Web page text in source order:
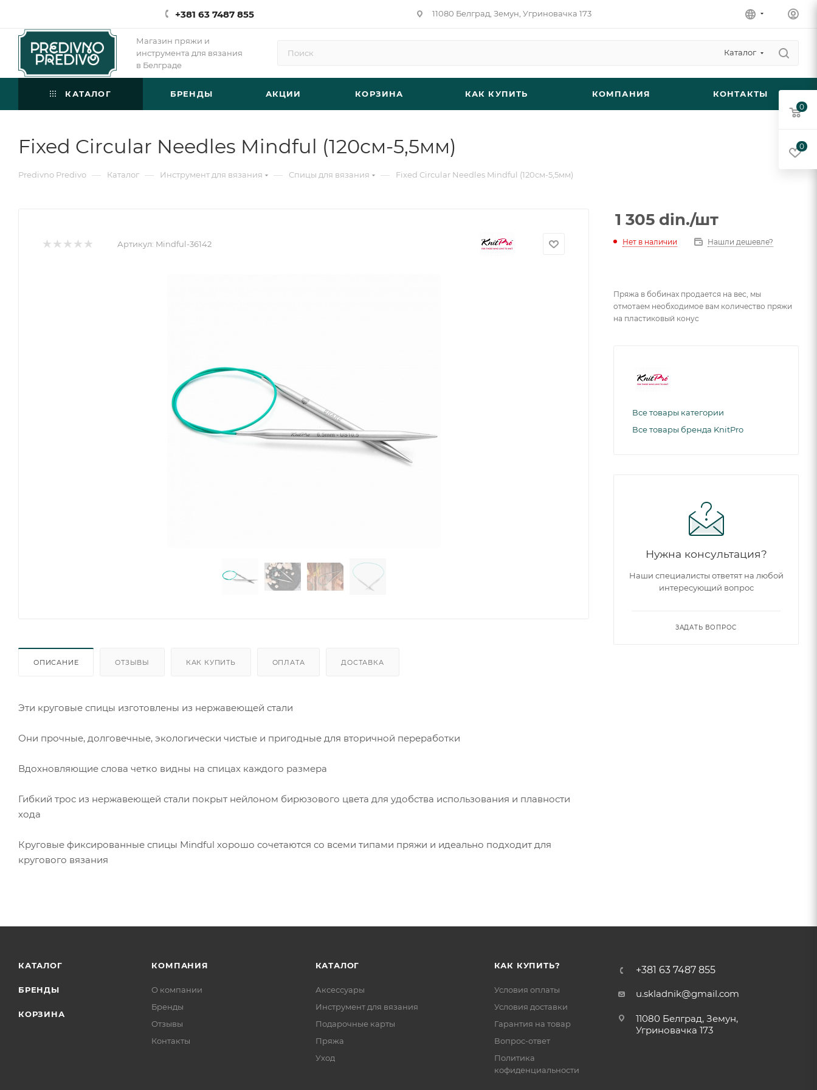
+381 63 7487 855 11080 Белград, Земун, Угриновачка 173
Магазин пряжи и
инструмента для вязания
в Белграде
Каталог
КАТАЛОГ БРЕНДЫ АКЦИИ КОРЗИНА КАК КУПИТЬ КОМПАНИЯ КОНТАКТЫ
Fixed Circular Needles Mindful (120см-5,5мм)
Predivno Predivo — Каталог — Инструмент для вязания — Спицы для вязания — Fixed Circular Needles Mindful (120см-5,5мм)
Артикул: Mindful-36142
ОПИСАНИЕ ОТЗЫВЫ КАК КУПИТЬ ОПЛАТА ДОСТАВКА
Эти круговые спицы изготовлены из нержавеющей стали
Они прочные, долговечные, экологически чистые и пригодные для вторичной переработки
Вдохновляющие слова четко видны на спицах каждого размера
Гибкий трос из нержавеющей стали покрыт нейлоном бирюзового цвета для удобства использования и плавности
хода
Круговые фиксированные спицы Mindful хорошо сочетаются со всеми типами пряжи и идеально подходит для
кругового вязания
1 305 din./шт
Нет в наличии Нашли дешевле?
Пряжа в бобинах продается на вес, мы
отмотаем необходимое вам количество пряжи
на пластиковый конус
Все товары категории
Все товары бренда KnitPro
Нужна консультация?
Наши специалисты ответят на любой
интересующий вопрос
ЗАДАТЬ ВОПРОС
КАТАЛОГ
БРЕНДЫ
КОРЗИНА
КОМПАНИЯ
О компании
Бренды
Отзывы
Контакты
КАТАЛОГ
Аксессуары
Инструмент для вязания
Подарочные карты
Пряжа
Уход
КАК КУПИТЬ?
Условия оплаты
Условия доставки
Гарантия на товар
Вопрос-ответ
Политика
кофиденциальности
+381 63 7487 855
u.skladnik@gmail.com
11080 Белград, Земун,
Угриновачка 173
0
0